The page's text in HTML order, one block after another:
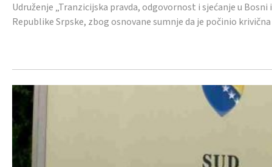
Udruženje „Tranzicijska pravda, odgovornost i sjećanje u
Republike Srpske, zbog osnovane sumnje da je počinio